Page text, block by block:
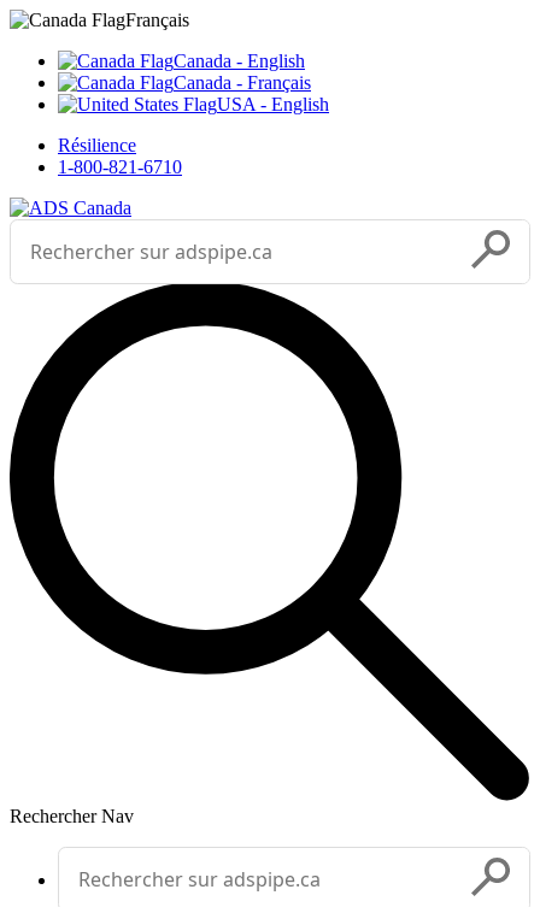
___



Sélectionnez votre langue
Français
Canada - English
Canada - Français
USA - English
Résilience
1-800-821-6710
Effectuer une recherche
Rechercher Nav
Effectuer une recherche